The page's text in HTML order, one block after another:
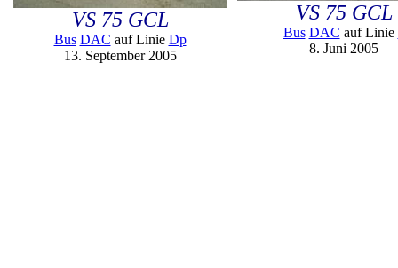
VS 75 GCL
Bus DAC auf Linie Dp
13. September 2005
VS 75 GCL
Bus DAC auf Linie
8. Juni 2005